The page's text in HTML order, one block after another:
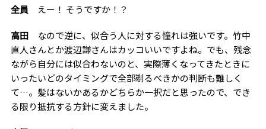
全員 えー！ そうですか！？
高田なので逆に、似合う人に対する憧れは強いです。竹中
直人さんとか渡辺謙さんはカッコいいですよね。でも、残念
ながら自分には似合わないのと、実際薄くなってきたときに
いったいどのタイミングで全部剃るべきかの判断も難しく
て…。髪はないかあるかどちらか一択だと思ったので、でき
る限り抵抗する方針に変えました。